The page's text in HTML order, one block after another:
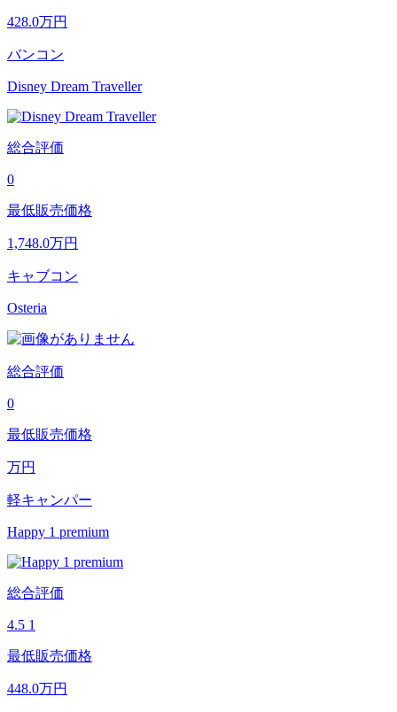
428.0万円
バンコン
Disney Dream Traveller
総合評価
0
最低販売価格
1,748.0万円
キャブコン
Osteria
総合評価
0
最低販売価格
万円
軽キャンパー
Happy 1 premium
総合評価
4.5 1
最低販売価格
448.0万円